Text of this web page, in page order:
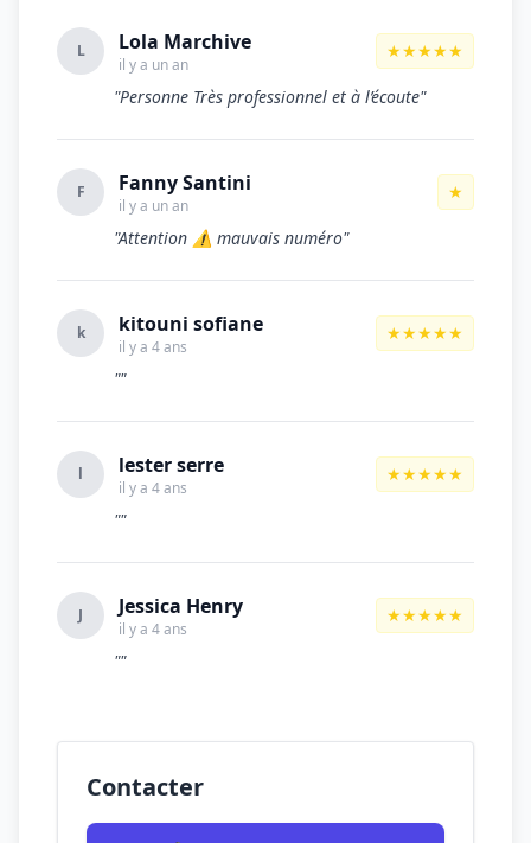
L Lola Marchive
il y a un an
★★★★★
"Personne Très professionnel et à l’écoute"
F Fanny Santini
il y a un an
★
"Attention ⚠️ mauvais numéro"
k kitouni sofiane
il y a 4 ans
★★★★★
""
l lester serre
il y a 4 ans
★★★★★
""
J Jessica Henry
il y a 4 ans
★★★★★
""
Contacter